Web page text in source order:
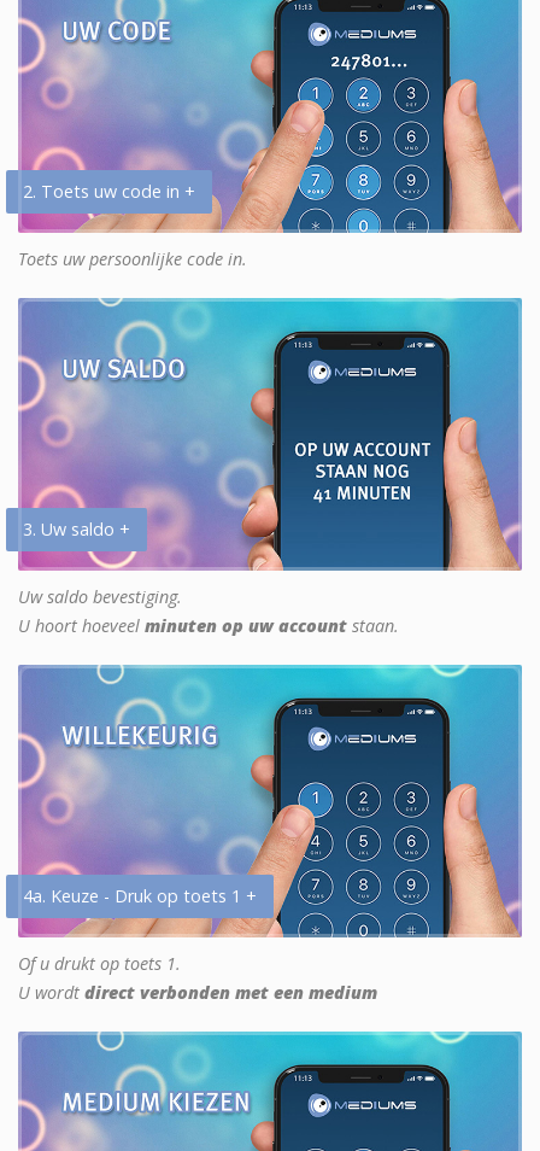
2. Toets uw code in +
Toets uw persoonlijke code in.
3. Uw saldo +
Uw saldo bevestiging.
U hoort hoeveel minuten op uw account staan.
4a. Keuze - Druk op toets 1 +
Of u drukt op toets 1.
U wordt direct verbonden met een medium